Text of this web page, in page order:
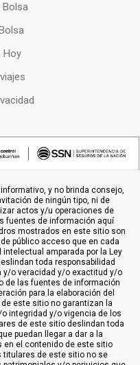
Bolsa
Hoy
y no brinda consejo,
de ningún tipo, ni de
actos y/u operaciones de
fuentes de información aquí
mostrados en este sitio son
público acceso que en cada
amparada por la Ley
toda responsabilidad
y/o veracidad y/o exactitud y/o
de las fuentes de información
para la elaboración del
este sitio no garantizan la
integridad y/o vigencia de los
de este sitio deslindan toda
puedan llegar a dar a la
el contenido de este sitio
titulares de este sitio no se